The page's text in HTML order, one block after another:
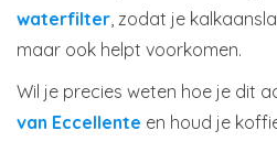
waterfilter , zodat je
maar ook helpt voorkomen.
Wil je precies weten hoe je dit
van Eccellente en houd je